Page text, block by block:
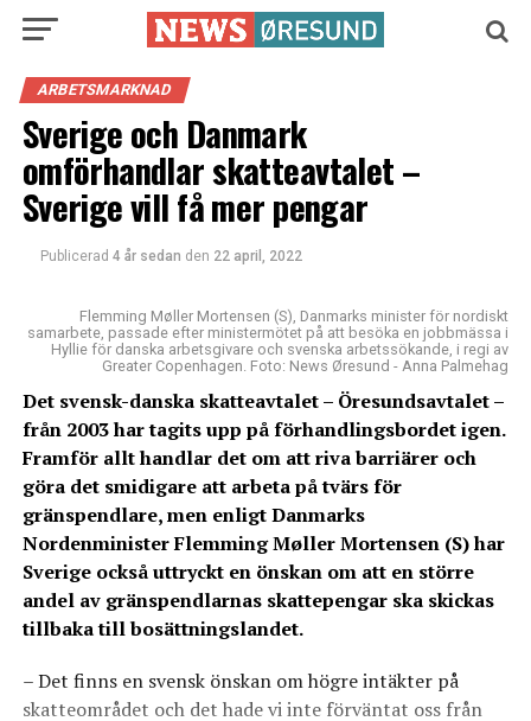
ARBETSMARKNAD
Sverige och Danmark
omförhandlar skatteavtalet –
Sverige vill få mer pengar
Publicerad 4 år sedan den 22 april, 2022
Flemming Møller Mortensen (S), Danmarks minister för nordiskt
samarbete, passade efter ministermötet på att besöka en jobbmässa i
Hyllie för danska arbetsgivare och svenska arbetssökande, i regi av
Greater Copenhagen. Foto: News Øresund - Anna Palmehag
Det svensk-danska skatteavtalet – Öresundsavtalet –
från 2003 har tagits upp på förhandlingsbordet igen.
Framför allt handlar det om att riva barriärer och
göra det smidigare att arbeta på tvärs för
gränspendlare, men enligt Danmarks
Nordenminister Flemming Møller Mortensen (S) har
Sverige också uttryckt en önskan om att en större
andel av gränspendlarnas skattepengar ska skickas
tillbaka till bosättningslandet.
– Det finns en svensk önskan om högre intäkter på
skatteområdet och det hade vi inte förväntat oss från